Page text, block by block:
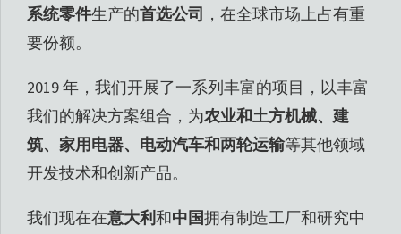
系统零件生产的首选公司 ，在全球市场上占有重
要份额。
2019 年，我们开展了一系列丰富的项目，以丰富
我们的解决方案组合，为农业和土方机械、建
筑、家用电器、电动汽车和两轮运输等其他领域
开发技术和创新产品。
我们现在在意大利和中国拥有制造工厂和研究中